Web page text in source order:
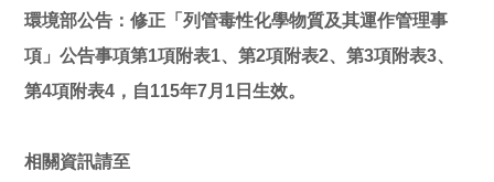
環境部公告：修正「列管毒性化學物質及其運作管理事
項」公告事項第1項附表1、第2項附表2、第3項附表3、
第4項附表4，自115年7月1日生效。
相關資訊請至